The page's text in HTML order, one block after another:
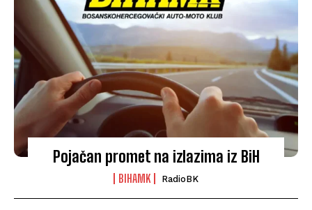
Pojačan promet na izlazima iz BiH
BIHAMK RadioBK